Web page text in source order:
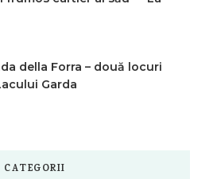
della Forra – două locuri
Garda
CATEGORII